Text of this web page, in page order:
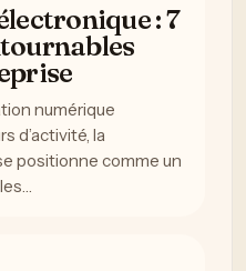
: 7
numérique
d’activité, la
positionne comme un